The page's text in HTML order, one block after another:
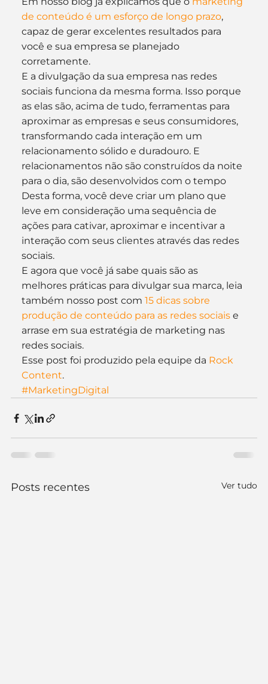
de conteúdo é um esforço de longo prazo,
capaz de gerar excelentes resultados para
você e sua empresa se planejado
corretamente.
E a divulgação da sua empresa nas redes
sociais funciona da mesma forma. Isso porque
as elas são, acima de tudo, ferramentas para
aproximar as empresas e seus consumidores,
transformando cada interação em um
relacionamento sólido e duradouro. E
relacionamentos não são construídos da noite
para o dia, são desenvolvidos com o tempo
Desta forma, você deve criar um plano que
leve em consideração uma sequência de
ações para cativar, aproximar e incentivar a
interação com seus clientes através das redes
sociais.
E agora que você já sabe quais são as
melhores práticas para divulgar sua marca, leia
também nosso post com 15 dicas sobre
produção de conteúdo para as redes sociais e
arrase em sua estratégia de marketing nas
redes sociais.
Esse post foi produzido pela equipe da Rock
Content.
#MarketingDigital
Posts recentes Ver tudo